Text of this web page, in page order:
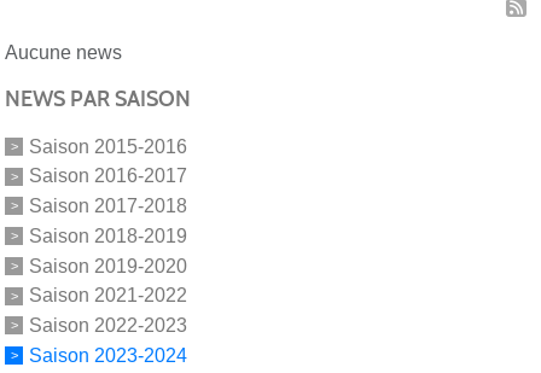
Aucune news
NEWS PAR SAISON
Saison 2015-2016
Saison 2016-2017
Saison 2017-2018
Saison 2018-2019
Saison 2019-2020
Saison 2021-2022
Saison 2022-2023
Saison 2023-2024